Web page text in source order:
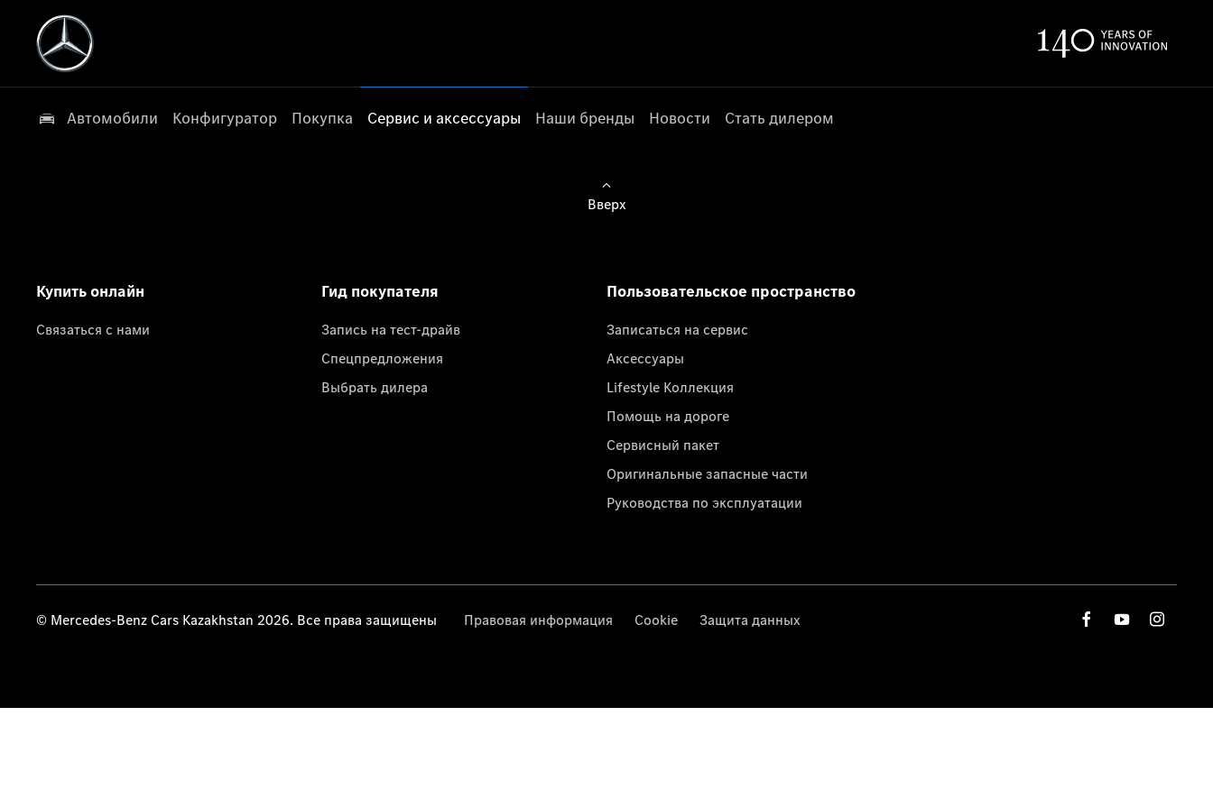
Автомобили Конфигуратор Покупка Сервис и аксессуары Наши бренды Новости Стать дилером
Вверх
Купить онлайн
Связаться с нами
Гид покупателя
Запись на тест-драйв
Спецпредложения
Выбрать дилера
Пользовательское пространство
Записаться на сервис
Аксессуары
Lifestyle Коллекция
Помощь на дороге
Сервисный пакет
Оригинальные запасные части
Руководства по эксплуатации
© Mercedes-Benz Cars Kazakhstan 2026. Все права защищены Правовая информация Cookie Защита данных